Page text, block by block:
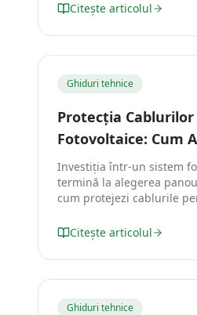
spații comerciale.
Citește articolul
Ghiduri tehnice
Protecția
Fotovoltaice: Cum
Profitabilitatea pe
Investiția într-un sistem
termină la alegerea
cum protejezi cablurile
Citește articolul
Ghiduri tehnice